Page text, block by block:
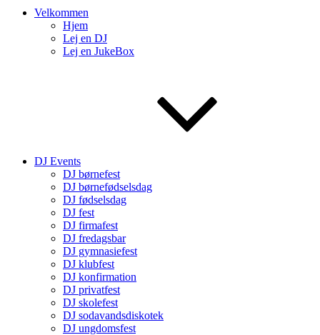
Velkommen
Hjem
Lej en DJ
Lej en JukeBox
DJ Events
DJ børnefest
DJ børnefødselsdag
DJ fødselsdag
DJ fest
DJ firmafest
DJ fredagsbar
DJ gymnasiefest
DJ klubfest
DJ konfirmation
DJ privatfest
DJ skolefest
DJ sodavandsdiskotek
DJ ungdomsfest